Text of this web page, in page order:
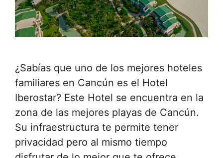
¿Sabías que uno de los mejores hoteles
familiares en Cancún es el Hotel
Iberostar? Este Hotel se encuentra en la
zona de las mejores playas de Cancún.
Su infraestructura te permite tener
privacidad pero al mismo tiempo